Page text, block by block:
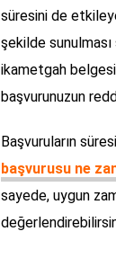
süresini de
şekilde
ikametgah
başvurunuzun
Başvuruların
başvurusu ne
sayede, uygun